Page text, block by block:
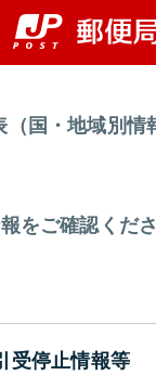
国・地域別情
をご確認くださ
受停止情報等